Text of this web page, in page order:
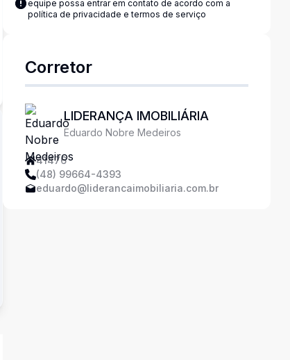
equipe possa entrar em contato de acordo com a
política de privacidade e termos de serviço
Corretor
LIDERANÇA IMOBILIÁRIA
Eduardo Nobre Medeiros
41476
(48) 99664-4393
eduardo@liderancaimobiliaria.com.br